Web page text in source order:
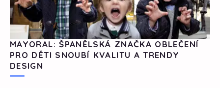
MAYORAL: ŠPANĚLSKÁ ZNAČKA OBLEČENÍ
PRO DĚTI SNOUBÍ KVALITU A TRENDY
DESIGN